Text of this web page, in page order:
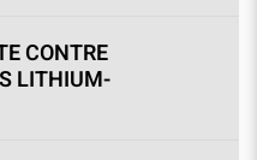
CONTRE
LITHIUM-